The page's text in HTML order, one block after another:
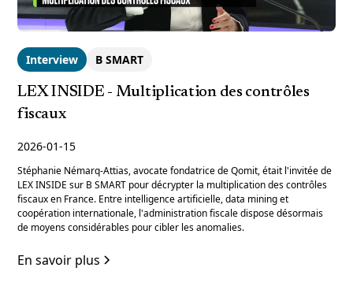
Interview B SMART
LEX INSIDE - Multiplication des contrôles
fiscaux
2026-01-15
Stéphanie Némarq-Attias, avocate fondatrice de Qomit, était l'invitée de
LEX INSIDE sur B SMART pour décrypter la multiplication des contrôles
fiscaux en France. Entre intelligence artificielle, data mining et
coopération internationale, l'administration fiscale dispose désormais
de moyens considérables pour cibler les anomalies.
En savoir plus